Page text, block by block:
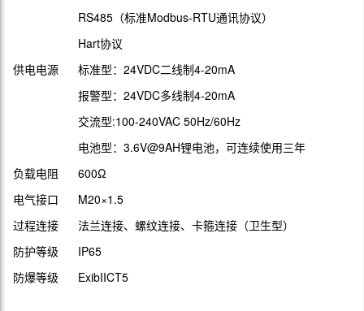
RS485（标准Modbus-RTU通讯协议）
Hart协议
供电电源 标准型：24VDC二线制4-20mA
报警型：24VDC多线制4-20mA
交流型:100-240VAC 50Hz/60Hz
电池型：3.6V@9AH锂电池，可连续使用三年
负载电阻 600Ω
电气接口 M20×1.5
过程连接 法兰连接、螺纹连接、卡箍连接（卫生型）
防护等级 IP65
防爆等级 ExibIICT5